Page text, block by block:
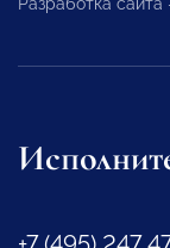
Разработка